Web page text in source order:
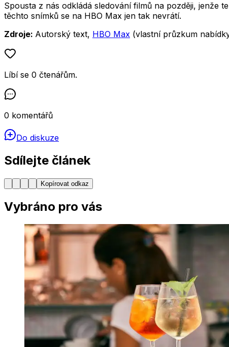
Spousta z nás odkládá sledování filmů na později, jenže
těchto snímků se na HBO Max jen tak nevrátí.
Zdroje: Autorský text, HBO Max (vlastní průzkum
Líbí se 0 čtenářům.
0 komentářů
Do diskuze
Sdílejte článek
Kopírovat odkaz
Vybráno pro vás